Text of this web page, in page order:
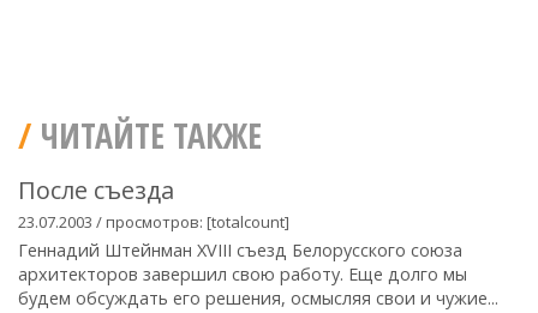
ЧИТАЙТЕ ТАКЖЕ
После съезда
23.07.2003 / просмотров: [totalcount]
Геннадий Штейнман XVIII съезд Белорусского союза
архитекторов завершил свою работу. Еще долго мы
будем обсуждать его решения, осмысляя свои и чужие...